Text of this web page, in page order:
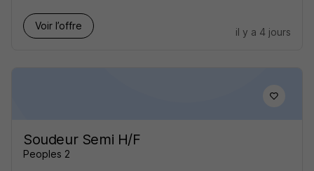
Voir l’offre
il y a 4 jours
Soudeur Semi H/F
Peoples 2